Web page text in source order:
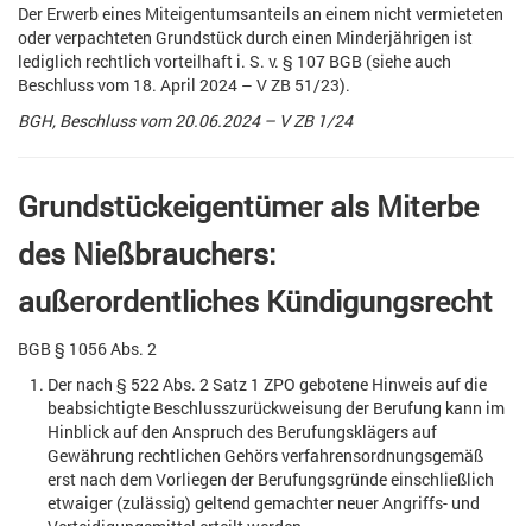
Der Erwerb eines Miteigentumsanteils an einem nicht vermieteten
oder verpachteten Grundstück durch einen Minderjährigen ist
lediglich rechtlich vorteilhaft i. S. v. § 107 BGB (siehe auch
Beschluss vom 18. April 2024 – V ZB 51/23).
BGH, Beschluss vom 20.06.2024 – V ZB 1/24
Grundstückeigentümer als Miterbe
des Nießbrauchers:
außerordentliches Kündigungsrecht
BGB § 1056 Abs. 2
Der nach § 522 Abs. 2 Satz 1 ZPO gebotene Hinweis auf die
beabsichtigte Beschlusszurückweisung der Berufung kann im
Hinblick auf den Anspruch des Berufungsklägers auf
Gewährung rechtlichen Gehörs verfahrensordnungsgemäß
erst nach dem Vorliegen der Berufungsgründe einschließlich
etwaiger (zulässig) geltend gemachter neuer Angriffs- und